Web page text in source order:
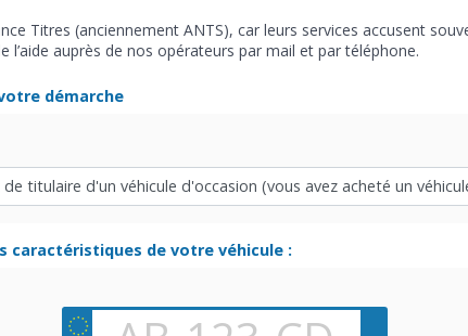
Titres (anciennement ANTS), car leurs services accusent
l’aide auprès de nos opérateurs par mail et par téléphone.
démarche
caractéristiques de votre véhicule :